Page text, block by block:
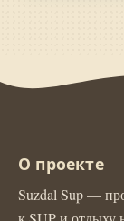
О проекте
Suzdal Sup —